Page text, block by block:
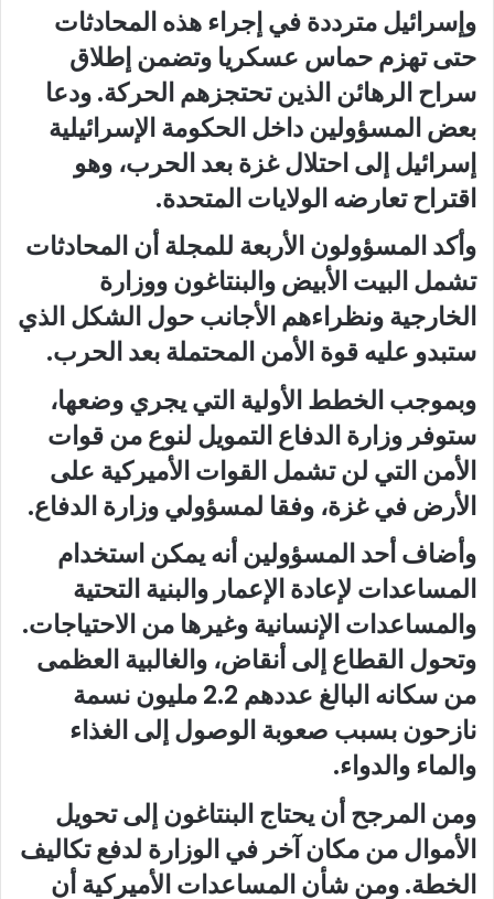
وإسرائيل مترددة في إجراء هذه المحادثات
حتى تهزم حماس عسكريا وتضمن إطلاق
سراح الرهائن الذين تحتجزهم الحركة. ودعا
بعض المسؤولين داخل الحكومة الإسرائيلية
إسرائيل إلى احتلال غزة بعد الحرب، وهو
اقتراح تعارضه الولايات المتحدة.
وأكد المسؤولون الأربعة للمجلة أن المحادثات
تشمل البيت الأبيض والبنتاغون ووزارة
الخارجية ونظراءهم الأجانب حول الشكل الذي
ستبدو عليه قوة الأمن المحتملة بعد الحرب.
وبموجب الخطط الأولية التي يجري وضعها،
ستوفر وزارة الدفاع التمويل لنوع من قوات
الأمن التي لن تشمل القوات الأميركية على
الأرض في غزة، وفقا لمسؤولي وزارة الدفاع.
وأضاف أحد المسؤولين أنه يمكن استخدام
المساعدات لإعادة الإعمار والبنية التحتية
والمساعدات الإنسانية وغيرها من الاحتياجات.
وتحول القطاع إلى أنقاض، والغالبية العظمى
من سكانه البالغ عددهم 2.2 مليون نسمة
نازحون بسبب صعوبة الوصول إلى الغذاء
والماء والدواء.
ومن المرجح أن يحتاج البنتاغون إلى تحويل
الأموال من مكان آخر في الوزارة لدفع تكاليف
الخطة. ومن شأن المساعدات الأميركية أن